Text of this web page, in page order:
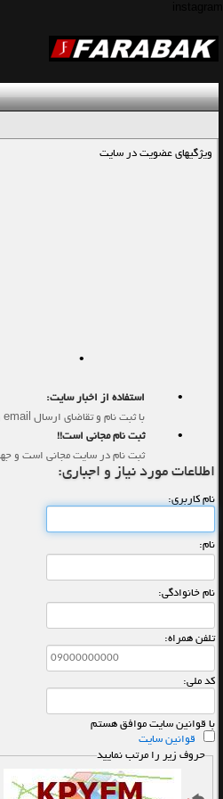
ويژگيهاي عضويت در سايت
•
•
استفاده از اخبار سايت:
با ثبت نام و تقاضاي ارسال email و يا پيغام خصوصي، ميتوانيد از اطلاعات ثبت شده مورد علاقه خود بهره‌مند گرديد.
•
ثبت نام مجاني است!!
ثبت نام در سايت مجاني است و
اطلاعات مورد نیاز و اجباری:
نام كاربری:
نام:
نام خانوادگی:
تلفن همراه:
کد ملی:
با قوانین سایت موافق هستم
قوانین سایت
حروف زیر را مرتب نمایید